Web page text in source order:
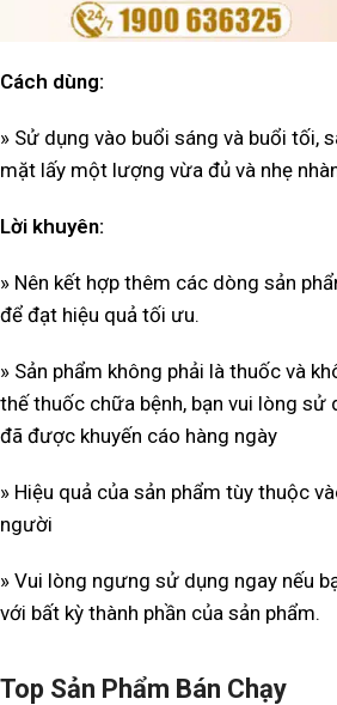
Cách dùng:
» Sử dụng vào buổi sáng và buổi tối,
mặt lấy một lượng vừa đủ và nhẹ
Lời khuyên:
» Nên kết hợp thêm các dòng sản
để đạt hiệu quả tối ưu.
» Sản phẩm không phải là thuốc và
thế thuốc chữa bệnh, bạn vui lòng sử
đã được khuyến cáo hàng ngày
» Hiệu quả của sản phẩm tùy thuộc
người
» Vui lòng ngưng sử dụng ngay nếu
với bất kỳ thành phần của sản phẩm.
Top Sản Phẩm Bán Chạy